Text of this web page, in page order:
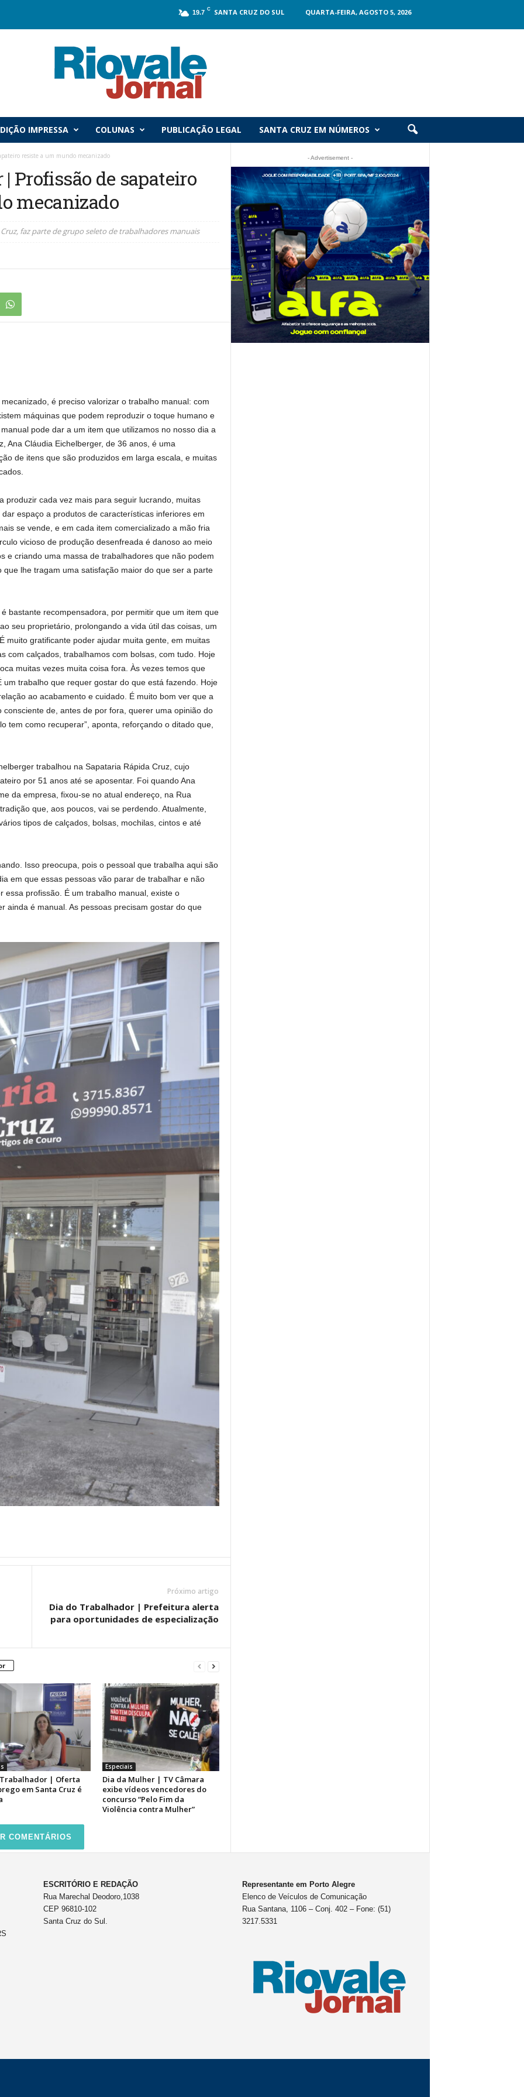
19.7 C SANTA CRUZ DO SUL QUARTA-FEIRA, AGOSTO 5, 2026
IMPRESSA COLUNAS PUBLICAÇÃO LEGAL SANTA CRUZ EM NÚMEROS
resiste a um mundo mecanizado
Profissão de sapateiro
mecanizado
faz parte de grupo seleto de trabalhadores manuais
é preciso valorizar o trabalho manual: com
máquinas que podem reproduzir o toque humano e
pode dar a um item que utilizamos no nosso dia a
Ana Cláudia Eichelberger, de 36 anos, é uma
de itens que são produzidos em larga escala, e muitas
produzir cada vez mais para seguir lucrando, muitas
espaço a produtos de características inferiores em
se vende, e em cada item comercializado a mão fria
vicioso de produção desenfreada é danoso ao meio
e criando uma massa de trabalhadores que não podem
lhe tragam uma satisfação maior do que ser a parte
bastante recompensadora, por permitir que um item que
seu proprietário, prolongando a vida útil das coisas, um
muito gratificante poder ajudar muita gente, em muitas
com calçados, trabalhamos com bolsas, com tudo. Hoje
muitas vezes muita coisa fora. Às vezes temos que
trabalho que requer gostar do que está fazendo. Hoje
ao acabamento e cuidado. É muito bom ver que a
de, antes de por fora, querer uma opinião do
tem como recuperar”, aponta, reforçando o ditado que,
trabalhou na Sapataria Rápida Cruz, cujo
por 51 anos até se aposentar. Foi quando Ana
da empresa, fixou-se no atual endereço, na Rua
que, aos poucos, vai se perdendo. Atualmente,
tipos de calçados, bolsas, mochilas, cintos e até
Isso preocupa, pois o pessoal que trabalha aqui são
em que essas pessoas vão parar de trabalhar e não
essa profissão. É um trabalho manual, existe o
ainda é manual. As pessoas precisam gostar do que
Próximo artigo
Dia do Trabalhador | Prefeitura alerta
para oportunidades de especialização
| Oferta
em Santa Cruz é
Especiais
Dia da Mulher | TV Câmara
exibe vídeos vencedores do
concurso “Pelo Fim da
Violência contra Mulher”
COMENTÁRIOS
- Advertisement -
ESCRITÓRIO E REDAÇÃO
Rua Marechal Deodoro,1038
CEP 96810-102
Santa Cruz do Sul.
Representante em Porto Alegre
Elenco de Veículos de Comunicação
Rua Santana, 1106 – Conj. 402 – Fone: (51)
3217.5331